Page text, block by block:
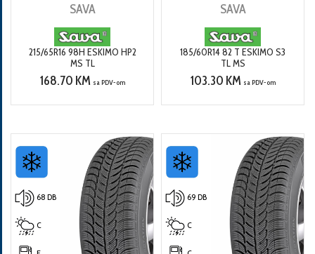
SAVA
215/65R16 98H ESKIMO HP2
MS TL
168.70 KM sa PDV-om
SAVA
185/60R14 82 T ESKIMO S3
TL MS
103.30 KM sa PDV-om
68 DB
C
69 DB
C